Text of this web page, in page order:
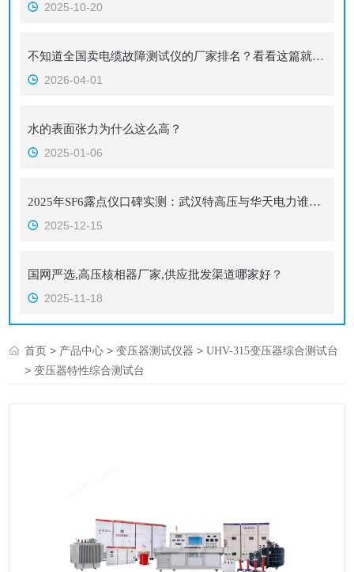
2025-10-20
不知道全国卖电缆故障测试仪的厂家排名？看看这篇就明白了！
2026-04-01
水的表面张力为什么这么高？
2025-01-06
2025年SF6露点仪口碑实测：武汉特高压与华天电力谁更值得一线信赖？
2025-12-15
国网严选,高压核相器厂家,供应批发渠道哪家好？
2025-11-18
首页 > 产品中心 >变压器测试仪器 >UHV-315变压器综合测试台
> 变压器特性综合测试台